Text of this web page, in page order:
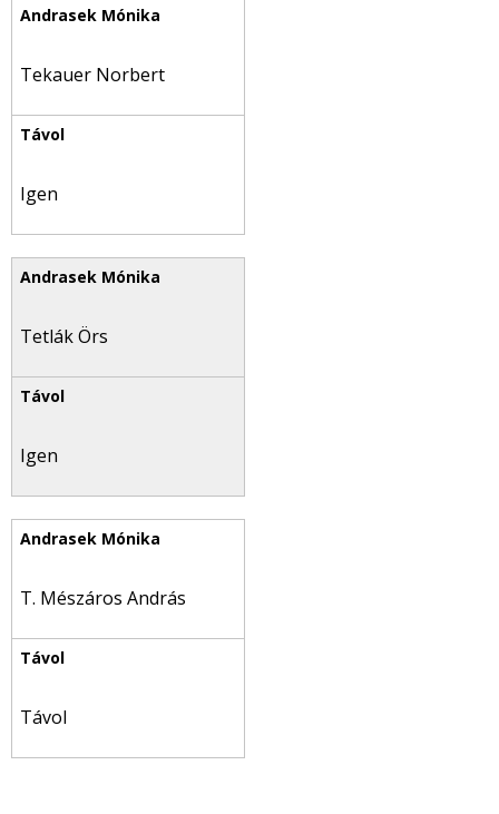
Tekauer Norbert
Igen
Tetlák Örs
Igen
T. Mészáros András
Távol